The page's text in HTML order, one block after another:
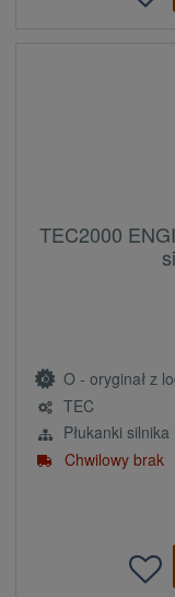
TEC2000
O - oryginał z
TEC
Płukanki silnika
Chwilowy brak